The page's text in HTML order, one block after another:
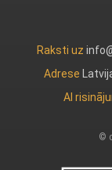
Raksti uz
Adrese
AI
©